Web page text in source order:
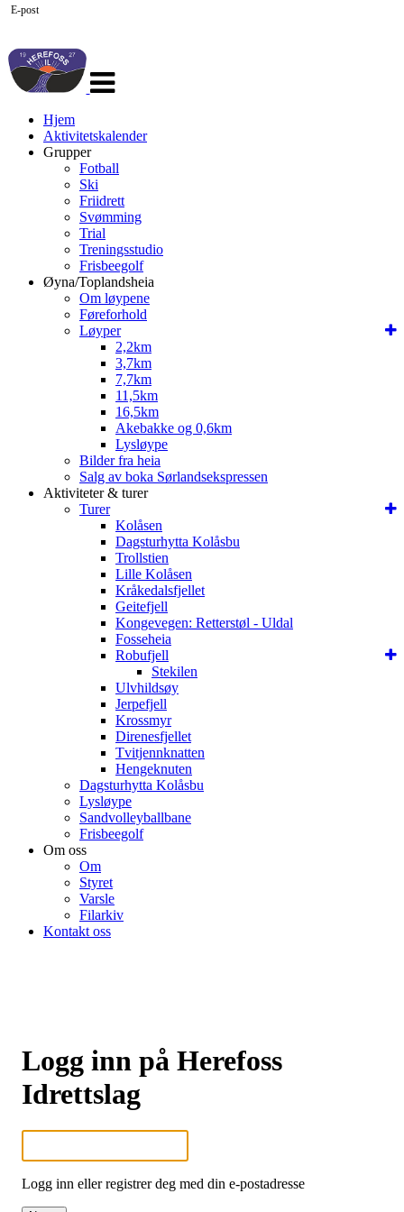
navigasjon
Hjem
Aktivitetskalender
Grupper
Fotball
Ski
Friidrett
Svømming
Trial
Treningsstudio
Frisbeegolf
Øyna/Toplandsheia
Om løypene
Føreforhold
Løyper
2,2km
3,7km
7,7km
11,5km
16,5km
Akebakke og 0,6km
Lysløype
Bilder fra heia
Salg av boka Sørlandsekspressen
Aktiviteter & turer
Turer
Kolåsen
Dagsturhytta Kolåsbu
Trollstien
Lille Kolåsen
Kråkedalsfjellet
Geitefjell
Kongevegen: Retterstøl - Uldal
Fosseheia
Robufjell
Stekilen
Ulvhildsøy
Jerpefjell
Krossmyr
Direnesfjellet
Tvitjennknatten
Hengeknuten
Dagsturhytta Kolåsbu
Lysløype
Sandvolleyballbane
Frisbeegolf
Om oss
Om
Styret
Varsle
Filarkiv
Kontakt oss
Logg inn på Herefoss
Idrettslag
E-post
Logg inn eller registrer deg med din e-postadresse